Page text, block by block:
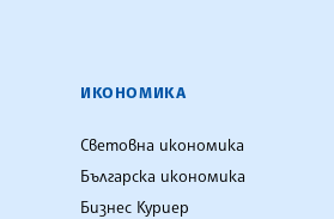
ИКОНОМИКА
Световна икономика
Българска икономика
Бизнес Куриер